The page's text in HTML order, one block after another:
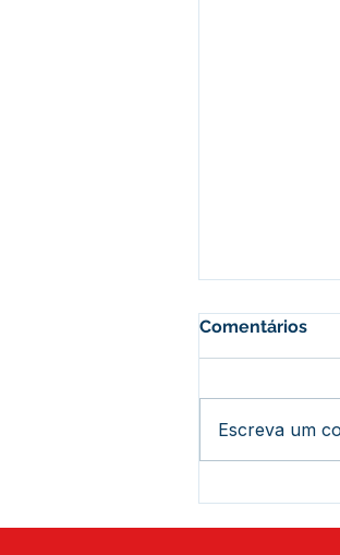
Comentários
Escreva um